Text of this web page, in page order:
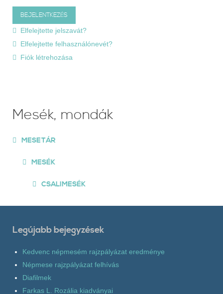
Elfelejtette jelszavát?
Elfelejtette felhasználónevét?
Fiók létrehozása
Mesék, mondák
MESETÁR
MESÉK
CSALIMESÉK
Legújabb bejegyzések
Kedvenc népmesém rajzpályázat eredménye
Népmese rajzpályázat felhívás
Diafilmek
Farkas L. Rozália kiadványai